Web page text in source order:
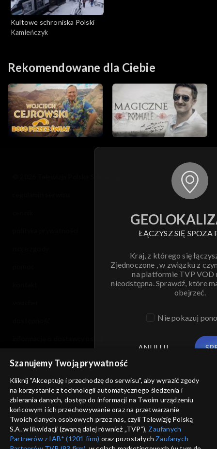
Kultowe schroniska Polski
Kamieńczyk
Rekomendowane dla Ciebie
ŁĄCZYSZ SIĘ SPOZA
Kraj, z którego się
Zjednoczone , w związku z
na platformie TVP VOD
nieodstępna. Sprawdź, które
obejrzeć.
Nie pokazuj
ANULUJ
Szanujemy Twoją prywatność
Kliknij "Akceptuję i przechodzę do serwisu", aby wyrazić zgody
na korzystanie z technologii automatycznego śledzenia i
zbierania danych, dostęp do informacji na Twoim urządzeniu
końcowym i ich przechowywanie oraz na przetwarzanie
Twoich danych osobowych przez nas, czyli Telewizję Polską
S.A. w likwidacji (zwaną dalej również „TVP”), Zaufanych
Partnerów z IAB* (1201 firm) oraz pozostałych Zaufanych